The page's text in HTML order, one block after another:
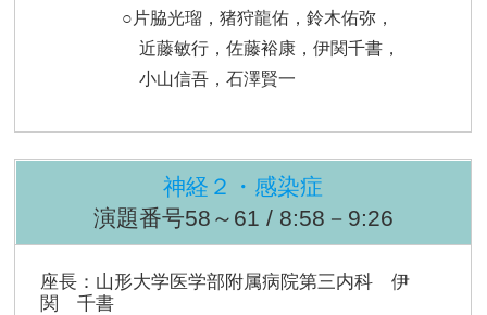
○片脇光瑠，猪狩龍佑，鈴木佑弥，
近藤敏行，佐藤裕康，伊関千書，
小山信吾，石澤賢一
神経２・感染症
演題番号58～61 / 8:58－9:26
座長：山形大学医学部附属病院第三内科 伊
関 千書